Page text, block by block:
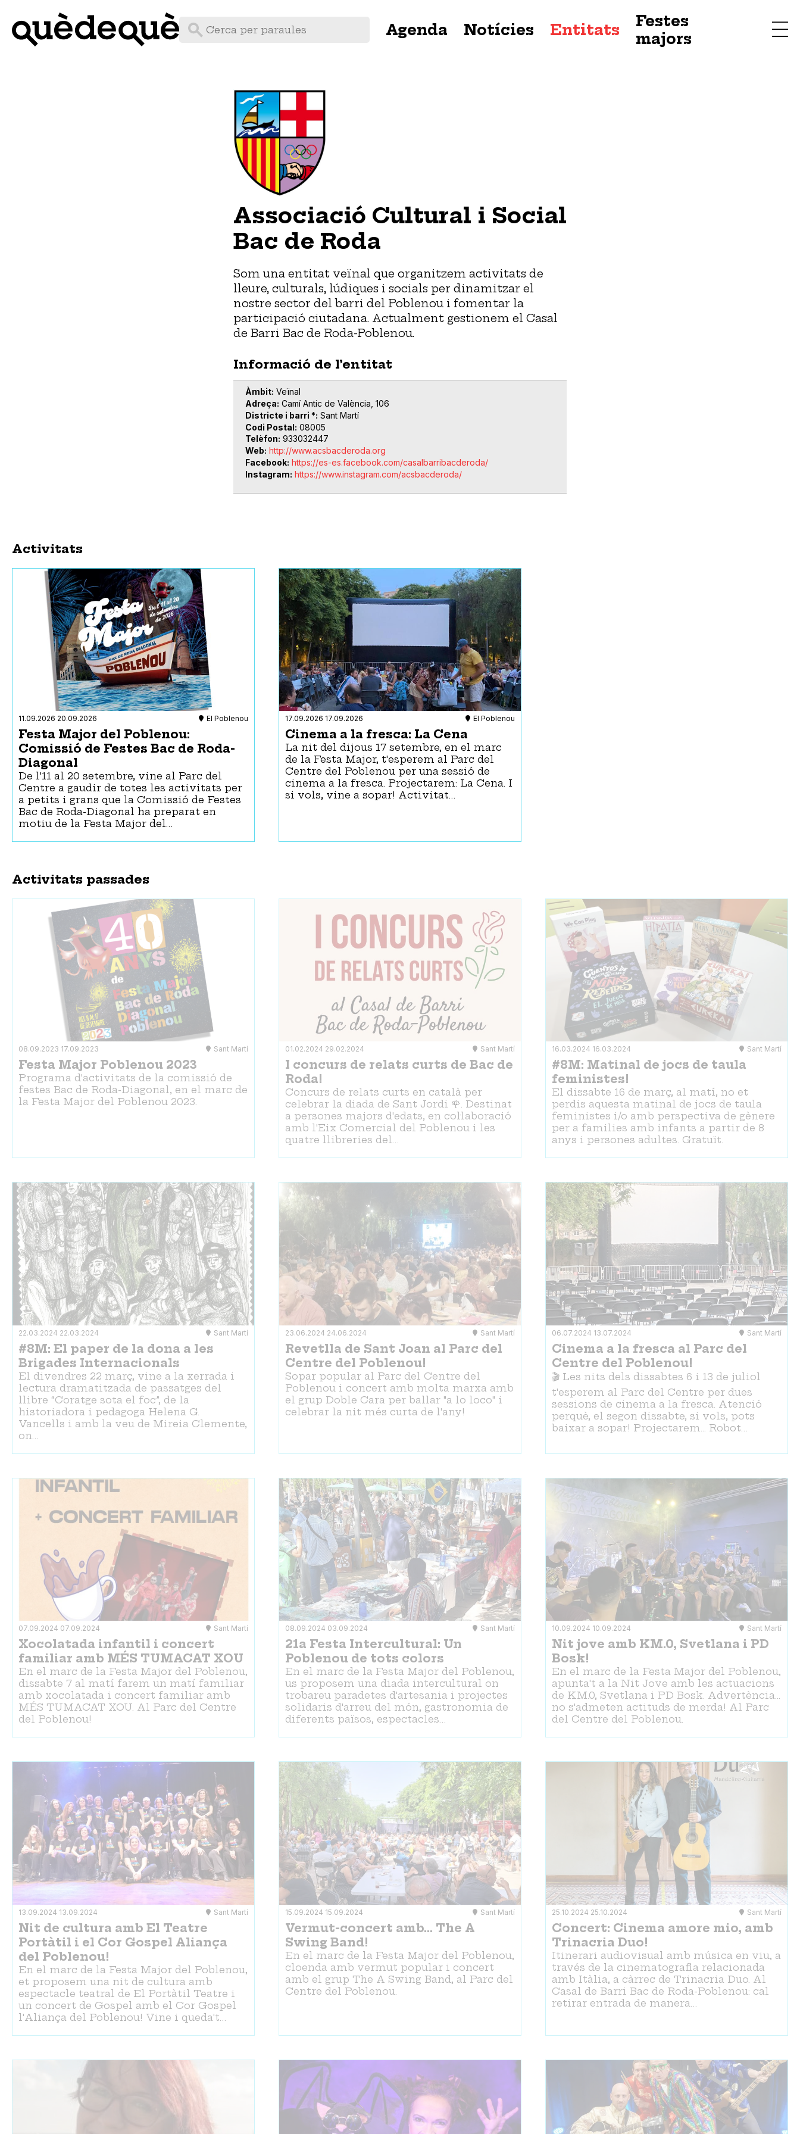
principal
Agenda Notícies Entitats
Festes
majors
Associació Cultural i Social
Bac de Roda
Som una entitat veïnal que organitzem activitats de
lleure, culturals, lúdiques i socials per dinamitzar el
nostre sector del barri del Poblenou i fomentar la
participació ciutadana. Actualment gestionem el Casal
de Barri Bac de Roda-Poblenou.
Informació de l’entitat
Àmbit Veïnal
Adreça Camí Antic de València, 106
Districte i barri * Sant Martí
Codi Postal 08005
Telèfon 933032447
Web http://www.acsbacderoda.org
Facebook https://es-es.facebook.com/casalbarribacderoda/
Instagram https://www.instagram.com/acsbacderoda/
Activitats
11.09.2026 20.09.2026 El Poblenou
Festa Major del Poblenou:
Comissió de Festes Bac de Roda-
Diagonal
De l'11 al 20 setembre, vine al Parc del
Centre a gaudir de totes les activitats per
a petits i grans que la Comissió de Festes
Bac de Roda-Diagonal ha preparat en
motiu de la Festa Major del…
17.09.2026 17.09.2026 El Poblenou
Cinema a la fresca: La Cena
La nit del dijous 17 setembre, en el marc
de la Festa Major, t'esperem al Parc del
Centre del Poblenou per una sessió de
cinema a la fresca. Projectarem: La Cena. I
si vols, vine a sopar! Activitat…
Activitats passades
08.09.2023 17.09.2023 Sant Martí
Festa Major Poblenou 2023
Programa d'activitats de la comissió de
festes Bac de Roda-Diagonal, en el marc de
la Festa Major del Poblenou 2023.
01.02.2024 29.02.2024 Sant Martí
I concurs de relats curts de Bac de
Roda!
Concurs de relats curts en català per
celebrar la diada de Sant Jordi 🌹. Destinat
a persones majors d'edats, en col·laboració
amb l'Eix Comercial del Poblenou i les
quatre llibreries del…
16.03.2024 16.03.2024 Sant Martí
#8M: Matinal de jocs de taula
feministes!
El dissabte 16 de març, al matí, no et
perdis aquesta matinal de jocs de taula
feministes i/o amb perspectiva de gènere
per a families amb infants a partir de 8
anys i persones adultes. Gratuït.
22.03.2024 22.03.2024 Sant Martí
#8M: El paper de la dona a les
Brigades Internacionals
El divendres 22 març, vine a la xerrada i
lectura dramatitzada de passatges del
llibre “Coratge sota el foc”, de la
historiadora i pedagoga Helena G.
Vancells i amb la veu de Mireia Clemente,
on…
23.06.2024 24.06.2024 Sant Martí
Revetlla de Sant Joan al Parc del
Centre del Poblenou!
Sopar popular al Parc del Centre del
Poblenou i concert amb molta marxa amb
el grup Doble Cara per ballar "a lo loco" i
celebrar la nit més curta de l'any!
06.07.2024 13.07.2024 Sant Martí
Cinema a la fresca al Parc del
Centre del Poblenou!
🎬 Les nits dels dissabtes 6 i 13 de juliol
t'esperem al Parc del Centre per dues
sessions de cinema a la fresca. Atenció
perquè, el segon dissabte, si vols, pots
baixar a sopar! Projectarem... Robot…
07.09.2024 07.09.2024 Sant Martí
Xocolatada infantil i concert
familiar amb MÉS TUMACAT XOU
En el marc de la Festa Major del Poblenou,
dissabte 7 al matí farem un matí familiar
amb xocolatada i concert familiar amb
MÉS TUMACAT XOU. Al Parc del Centre
del Poblenou!
08.09.2024 03.09.2024 Sant Martí
21a Festa Intercultural: Un
Poblenou de tots colors
En el marc de la Festa Major del Poblenou,
us proposem una diada intercultural on
trobareu paradetes d'artesania i projectes
solidaris d'arreu del món, gastronomia de
diferents països, espectacles…
10.09.2024 10.09.2024 Sant Martí
Nit jove amb KM.0, Svetlana i PD
Bosk!
En el marc de la Festa Major del Poblenou,
apunta't a la Nit Jove amb les actuacions
de KM.0, Svetlana i PD Bosk. Advertència...
no s'admeten actituds de merda! Al Parc
del Centre del Poblenou.
13.09.2024 13.09.2024 Sant Martí
Nit de cultura amb El Teatre
Portàtil i el Cor Gospel Aliança
del Poblenou!
En el marc de la Festa Major del Poblenou,
et proposem una nit de cultura amb
espectacle teatral de El Portàtil Teatre i
un concert de Gospel amb el Cor Gospel
l'Aliança del Poblenou! Vine i queda't…
15.09.2024 15.09.2024 Sant Martí
Vermut-concert amb... The A
Swing Band!
En el marc de la Festa Major del Poblenou,
cloenda amb vermut popular i concert
amb el grup The A Swing Band, al Parc del
Centre del Poblenou.
25.10.2024 25.10.2024 Sant Martí
Concert: Cinema amore mio, amb
Trinacria Duo!
Itinerari audiovisual amb música en viu, a
través de la cinematografia relacionada
amb Itàlia, a càrrec de Trinacria Duo. Al
Casal de Barri Bac de Roda-Poblenou: cal
retirar entrada de manera…